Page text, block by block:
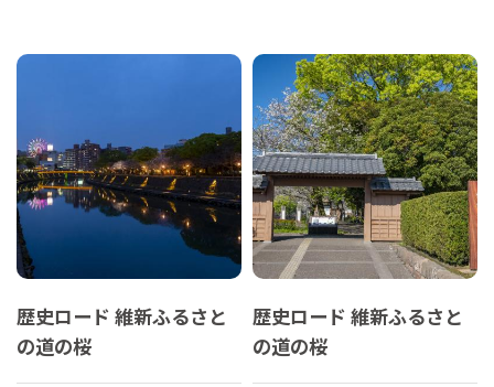
歴史ロード 維新ふるさと
の道の桜
歴史ロード 維新ふるさと
の道の桜